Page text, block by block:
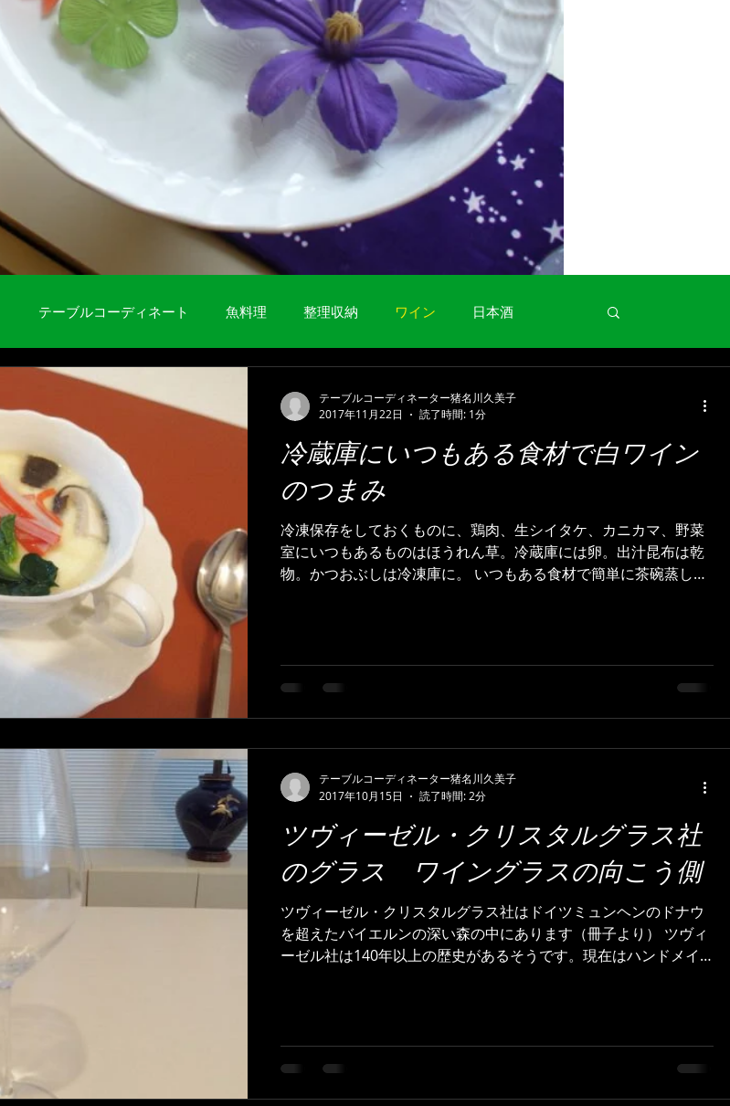
テーブルコーディネート 魚料理 整理収納 ワイン 日本酒
ひとりを楽しむ
冷蔵庫にいつもある食材で白ワイン
のつまみ
冷凍保存をしておくものに、鶏肉、生シイタケ、カニカマ、野菜
室にいつもあるものはほうれん草。冷蔵庫には卵。出汁昆布は乾
物。かつおぶしは冷凍庫に。 いつもある食材で簡単に茶碗蒸しが
テーブルコーディネーター猪名川久美子
2017年11月22日
読了時間: 1分
ツヴィーゼル・クリスタルグラス社
のグラス ワイングラスの向こう側
ツヴィーゼル・クリスタルグラス社はドイツミュンヘンのドナウ
を超えたバイエルンの深い森の中にあります（冊子より） ツヴィ
ーゼル社は140年以上の歴史があるそうです。現在はハンドメイ
テーブルコーディネーター猪名川久美子
2017年10月15日
読了時間: 2分